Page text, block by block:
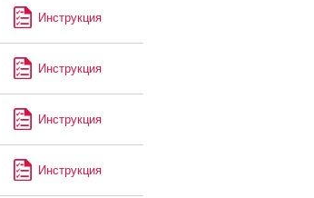
Инструкция
Инструкция
Инструкция
Инструкция